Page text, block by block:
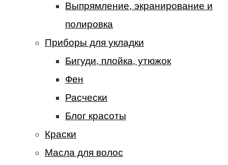
Выпрямление, экранирование и
полировка
Приборы для укладки
Бигуди, плойка, утюжок
Фен
Расчески
Блог красоты
Краски
Масла для волос